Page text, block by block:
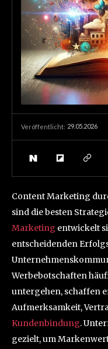
Veröffentlicht: 29.05.2026
Content Marketing
sind die besten
Marketing entwickelt
entscheidenden
Werbebotschaften
untergehen, schaffen
Aufmerksamkeit,
Kundenbindung.
gezielt, um